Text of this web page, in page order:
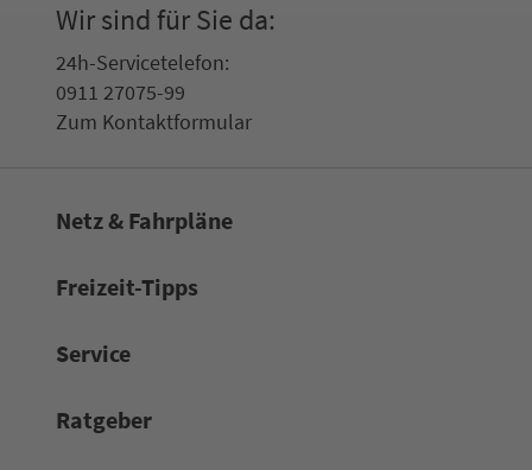
Wir sind für Sie da:
24h-Ser­vice­te­le­fon:
0911 27075-99
Zum Kon­taktformular
Netz & Fahrpläne
Frei­zeit-Tipps
Service
Rat­ge­ber